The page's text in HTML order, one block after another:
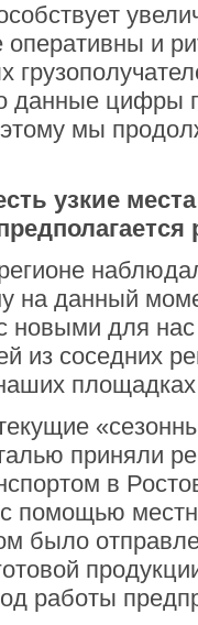
оперативны и
цифры
мы
узкие
на данный
новыми для
из соседних
приняли
в
помощью
было
работы